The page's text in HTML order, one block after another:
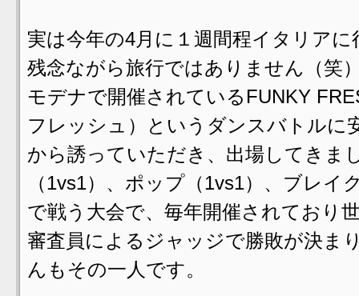
実は今年の4月に１週間程イタリア
残念ながら旅行ではありません（笑
モデナで開催されているFUNKY
フレッシュ）というダンスバトルに
から誘っていただき、出場してきま
（1vs1）、ポップ（1vs1）、ブレ
で戦う大会で、毎年開催されており
審査員によるジャッジで勝敗が決ま
んもその一人です。